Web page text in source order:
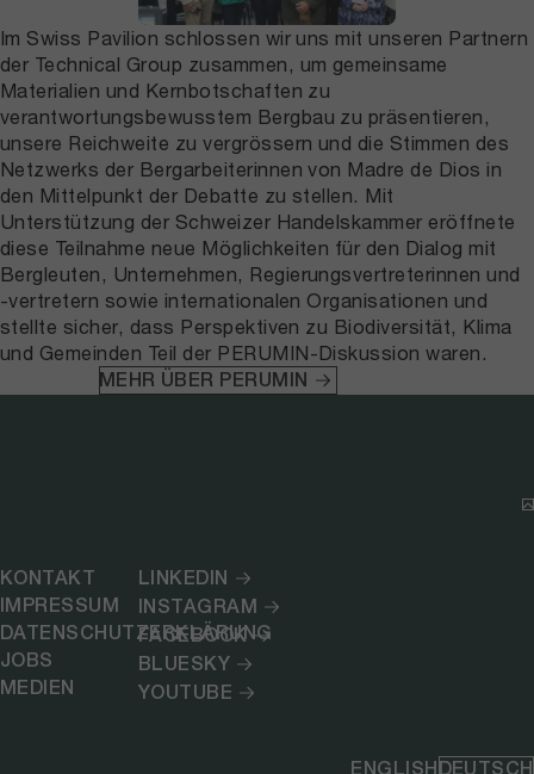
Im Swiss Pavilion schlossen wir uns mit unseren Partnern
der Technical Group zusammen, um gemeinsame
Materialien und Kernbotschaften zu
verantwortungsbewusstem Bergbau zu präsentieren,
unsere Reichweite zu vergrössern und die Stimmen des
Netzwerks der Bergarbeiterinnen von Madre de Dios in
den Mittelpunkt der Debatte zu stellen. Mit
Unterstützung der Schweizer Handelskammer eröffnete
diese Teilnahme neue Möglichkeiten für den Dialog mit
Bergleuten, Unternehmen, Regierungsvertreterinnen und
-vertretern sowie internationalen Organisationen und
stellte sicher, dass Perspektiven zu Biodiversität, Klima
und Gemeinden Teil der PERUMIN-Diskussion waren.
MEHR ÜBER PERUMIN
KONTAKT
IMPRESSUM
DATENSCHUTZERKLÄRUNG
JOBS
MEDIEN
LINKEDIN
INSTAGRAM
FACEBOOK
BLUESKY
YOUTUBE
ENGLISHDEUTSCH